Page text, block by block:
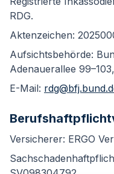
RDG.
Aktenzeichen:
Aufsichtsbehörde:
Adenauerallee
E-Mail:
Versicherer: ERGO